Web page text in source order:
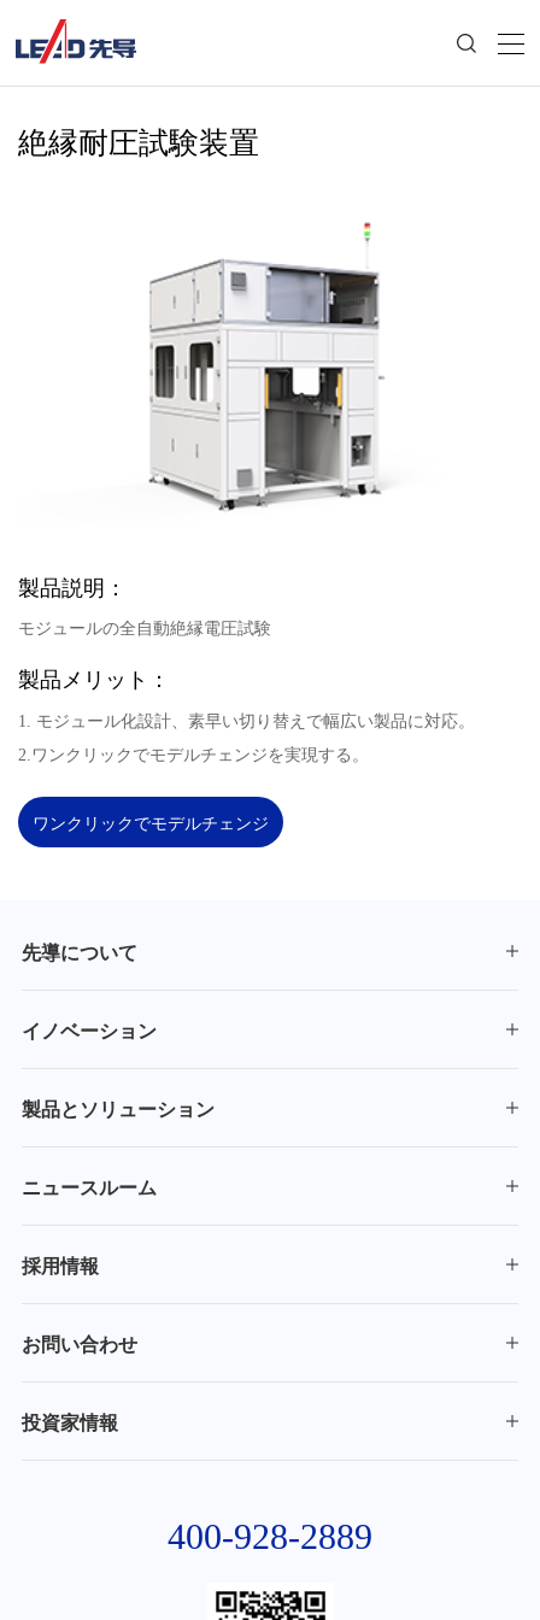
絶縁耐圧試験装置
製品説明：
モジュールの全自動絶縁電圧試験
製品メリット：
1. モジュール化設計、素早い切り替えで幅広い製品に対応。
2.ワンクリックでモデルチェンジを実現する。
ワンクリックでモデルチェンジ
先導について
イノベーション
製品とソリューション
ニュースルーム
採用情報
お問い合わせ
投資家情報
400-928-2889